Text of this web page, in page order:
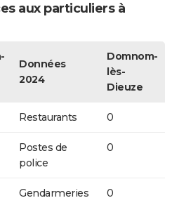
aux particuliers à
Données
2024
Domnom-
lès-
Dieuze
Restaurants 0
Postes de
police
0
Gendarmeries 0